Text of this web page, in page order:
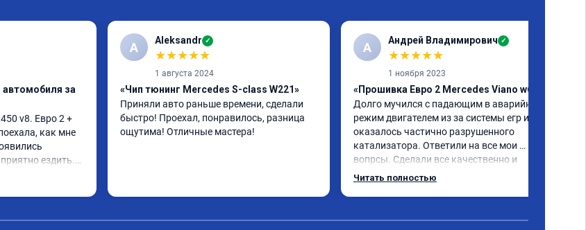
автомобиля за
v8. Евро 2 +
как мне
ездить.
🔥
A Aleksandr ✓
★★★★★
1 августа 2024
«Чип тюнинг Mercedes S-class W221»
Приняли авто раньше времени, сделали
быстро! Проехал, понравилось, разница
ощутима! Отличные мастера!
А Андрей Владимирович ✓
★★★★★
1 ноября 2023
«Прошивка Евро 2 Mercedes Viano w639»
Долго мучился с падающим в аварийный
режим двигателем из за системы егр и как
оказалось частично разрушенного
катализатора. Ответили на все мои
вопрсы. Сделали все качественно и
несмотря на конец рабочего дня
Читать полностью